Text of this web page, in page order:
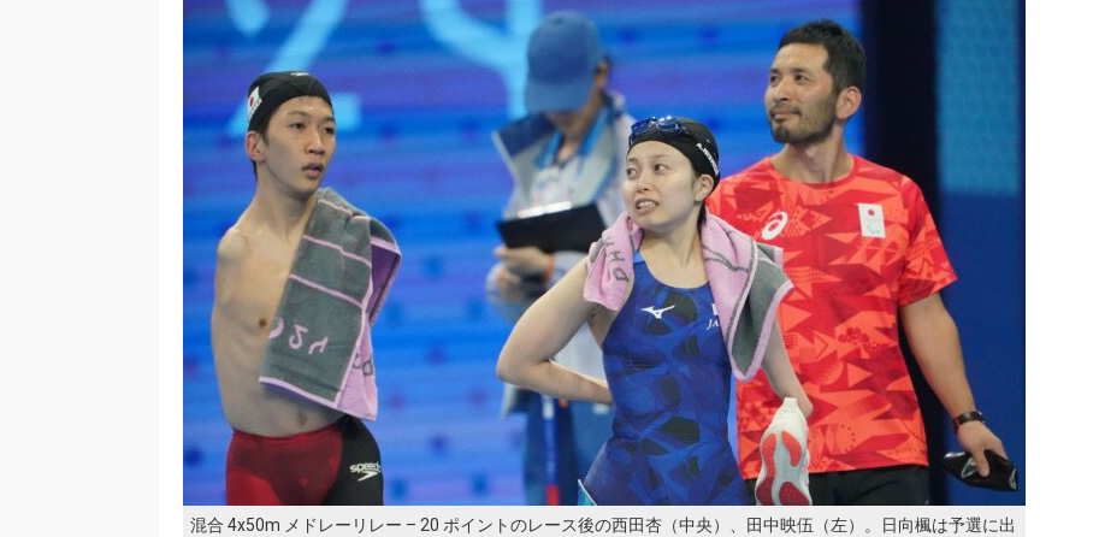
混合 4x50m メドレーリレー – 20 ポイントのレース後の西田杏（中央）、田中映伍（左）。日向楓は予選に出